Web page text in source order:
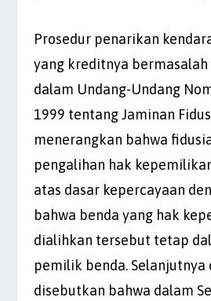
Prosedur penarikan
yang kreditnya
dalam Undang-Undang
1999 tentang Jaminan
menerangkan bahwa
pengalihan hak
atas dasar kepercayaan
bahwa benda yang hak
dialihkan tersebut tetap
pemilik benda. Selanjutnya
disebutkan bahwa dalam